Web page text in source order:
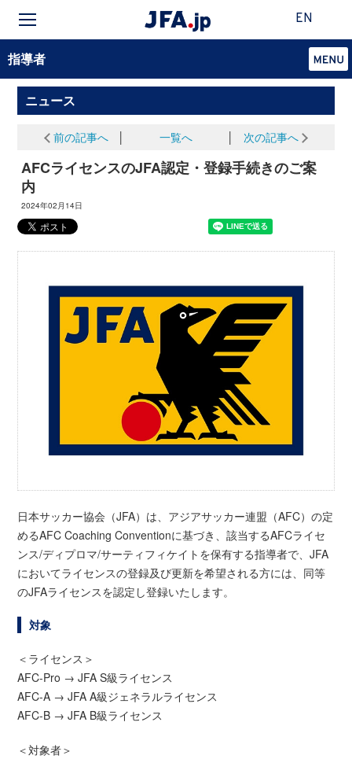
EN
指導者
ニュース
前の記事へ 一覧へ 次の記事へ
AFCライセンスのJFA認定・登録手続きのご案
内
2024年02月14日
日本サッカー協会（JFA）は、アジアサッカー連盟（AFC）の定
めるAFC Coaching Conventionに基づき、該当するAFCライセ
ンス/ディプロマ/サーティフィケイトを保有する指導者で、JFA
においてライセンスの登録及び更新を希望される方には、同等
のJFAライセンスを認定し登録いたします。
対象
＜ライセンス＞
AFC-Pro → JFA S級ライセンス
AFC-A → JFA A級ジェネラルライセンス
AFC-B → JFA B級ライセンス
＜対象者＞